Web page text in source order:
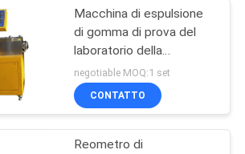
Macchina di espulsione
di gomma di prova del
laboratorio della
macchina della vite di
gomma del gemello per
PA del PC del PVC
negotiable MOQ:1 set
CONTATTO
Reometro di